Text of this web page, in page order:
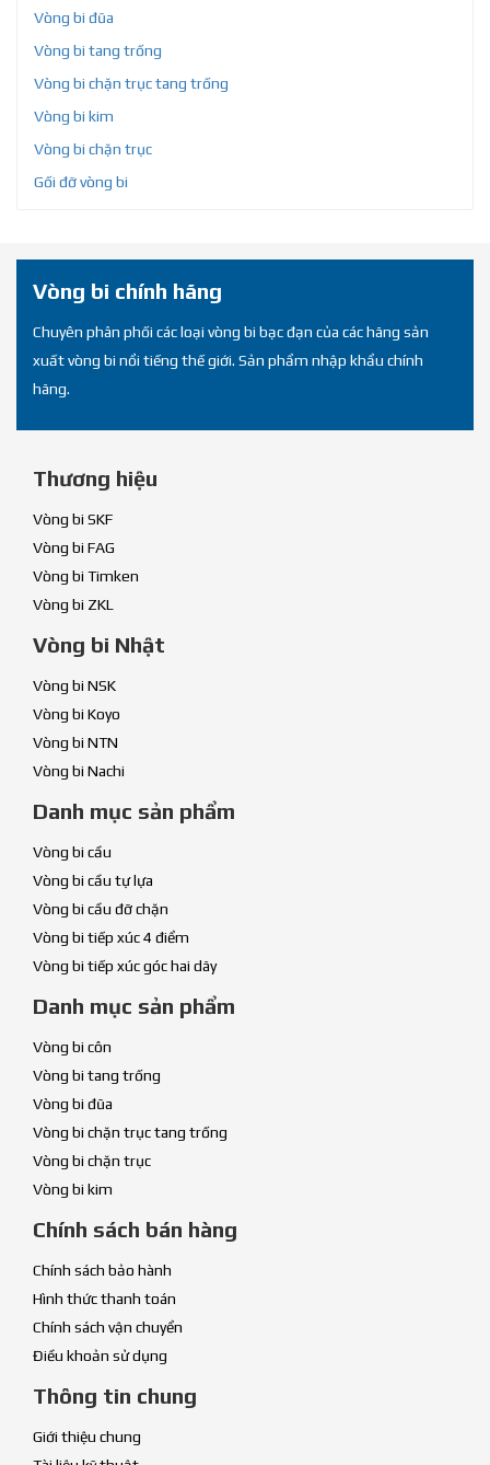
Vòng bi đũa
Vòng bi tang trống
Vòng bi chặn trục tang trống
Vòng bi kim
Vòng bi chặn trục
Gối đỡ vòng bi
Vòng bi chính hãng
Chuyên phân phối các loại vòng bi bạc đạn của các hãng sản
xuất vòng bi nổi tiếng thế giới. Sản phẩm nhập khẩu chính
hãng.
Thương hiệu
Vòng bi SKF
Vòng bi FAG
Vòng bi Timken
Vòng bi ZKL
Vòng bi Nhật
Vòng bi NSK
Vòng bi Koyo
Vòng bi NTN
Vòng bi Nachi
Danh mục sản phẩm
Vòng bi cầu
Vòng bi cầu tự lựa
Vòng bi cầu đỡ chặn
Vòng bi tiếp xúc 4 điểm
Vòng bi tiếp xúc góc hai dãy
Danh mục sản phẩm
Vòng bi côn
Vòng bi tang trống
Vòng bi đũa
Vòng bi chặn trục tang trống
Vòng bi chặn trục
Vòng bi kim
Chính sách bán hàng
Chính sách bảo hành
Hình thức thanh toán
Chính sách vận chuyển
Điều khoản sử dụng
Thông tin chung
Giới thiệu chung